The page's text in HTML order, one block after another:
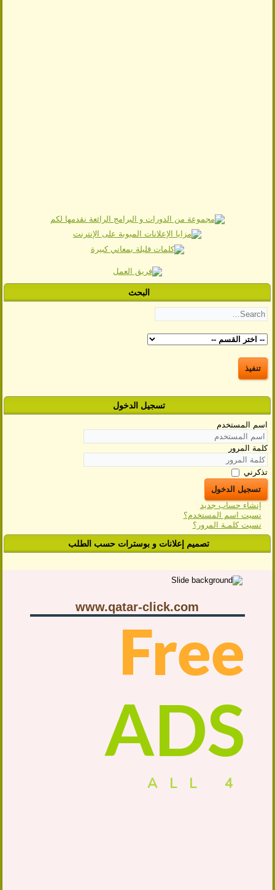
البحث
تسجيل الدخول
اسم المستخدم
كلمة المرور
تذكرني
تسجيل الدخول
إنشاء حساب جديد
نسيت اسم المستخدم؟
نسيت كلمـة المرور؟
تصميم إعلانات و بوسترات حسب الطلب
www.qatar-click.com
Free
ADS
4 ALL